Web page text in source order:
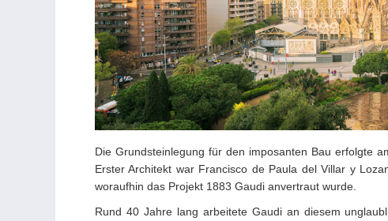
Die Grundsteinlegung für den imposanten Bau erfolgte
Erster Architekt war Francisco de Paula del Villar y
woraufhin das Projekt 1883 Gaudi anvertraut wurde.
Rund 40 Jahre lang arbeitete Gaudi an diesem